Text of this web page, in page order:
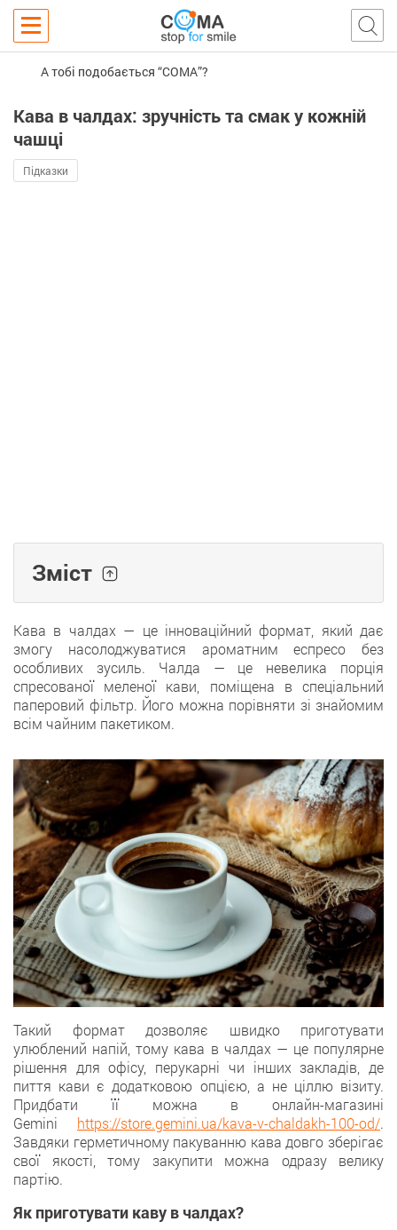
А тобі подобається “COMA”?
Кава в чалдах: зручність та смак у кожній
чашці
Підказки
Зміст
Кава в чалдах — це інноваційний формат, який дає
змогу насолоджуватися ароматним еспресо без
особливих зусиль. Чалда — це невелика порція
спресованої меленої кави, поміщена в спеціальний
паперовий фільтр. Його можна порівняти зі знайомим
всім чайним пакетиком.
Такий формат дозволяє швидко приготувати
улюблений напій, тому кава в чалдах — це популярне
рішення для офісу, перукарні чи інших закладів, де
пиття кави є додатковою опцією, а не ціллю візиту.
Придбати її можна в онлайн-магазині
Gemini https://store.gemini.ua/kava-v-chaldakh-100-od/.
Завдяки герметичному пакуванню кава довго зберігає
свої якості, тому закупити можна одразу велику
партію.
Як приготувати каву в чалдах?